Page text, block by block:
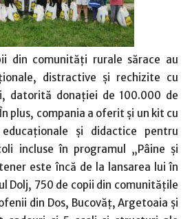
din comunităţi rurale sărace au
distractive şi rechizite cu
datorită donaţiei de 100.000 de
plus, compania a oferit şi un kit cu
şi didactice pentru
incluse în programul „Pâine şi
este încă de la lansarea lui în
Dolj, 750 de copii din comunităţile
din Dos, Bucovăţ, Argetoaia şi